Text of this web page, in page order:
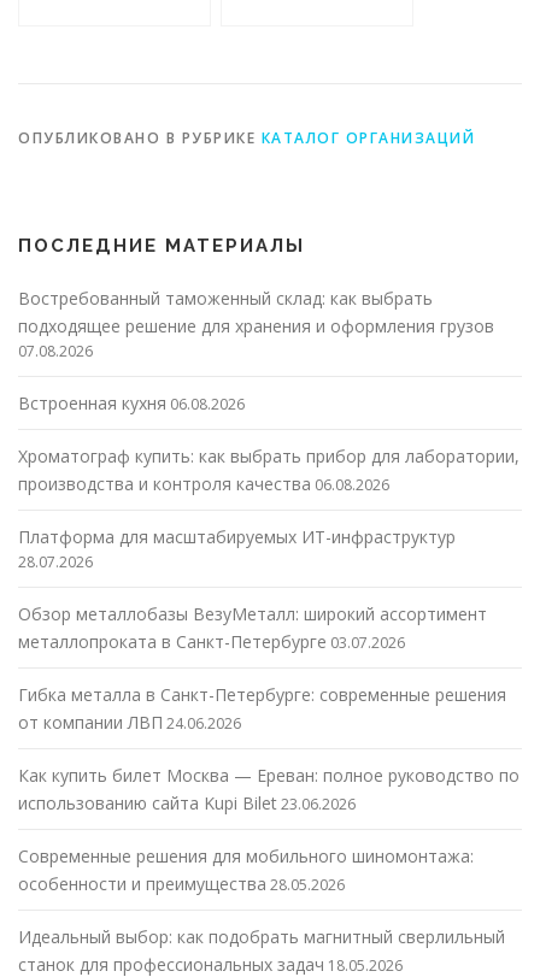
ОПУБЛИКОВАНО В РУБРИКЕ КАТАЛОГ ОРГАНИЗАЦИЙ
ПОСЛЕДНИЕ МАТЕРИАЛЫ
Востребованный таможенный склад: как выбрать
подходящее решение для хранения и оформления грузов
07.08.2026
Встроенная кухня 06.08.2026
Хроматограф купить: как выбрать прибор для лаборатории,
производства и контроля качества 06.08.2026
Платформа для масштабируемых ИТ-инфраструктур
28.07.2026
Обзор металлобазы ВезуМеталл: широкий ассортимент
металлопроката в Санкт-Петербурге 03.07.2026
Гибка металла в Санкт-Петербурге: современные решения
от компании ЛВП 24.06.2026
Как купить билет Москва — Ереван: полное руководство по
использованию сайта Kupi Bilet23.06.2026
Современные решения для мобильного шиномонтажа:
особенности и преимущества 28.05.2026
Идеальный выбор: как подобрать магнитный сверлильный
станок для профессиональных задач 18.05.2026